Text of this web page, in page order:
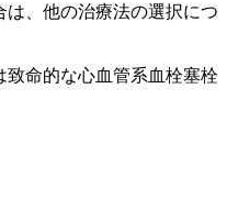
、他の治療法の選択につ
命的な心血管系血栓塞栓